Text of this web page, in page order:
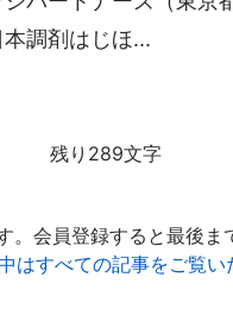
調剤はじほ...
残り289文字
。会員登録すると最後ま
はすべての記事をご覧